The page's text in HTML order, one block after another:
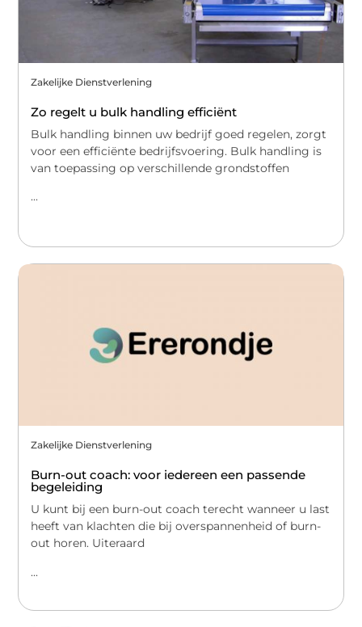
Zakelijke Dienstverlening
Zo regelt u bulk handling efficiënt
Bulk handling binnen uw bedrijf goed regelen, zorgt
voor een efficiënte bedrijfsvoering. Bulk handling is
van toepassing op verschillende grondstoffen
...
Zakelijke Dienstverlening
Burn-out coach: voor iedereen een passende
begeleiding
U kunt bij een burn-out coach terecht wanneer u last
heeft van klachten die bij overspannenheid of burn-
out horen. Uiteraard
...